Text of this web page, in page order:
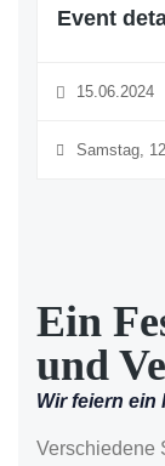
Event
15.06.2024
Samstag,
Ein
und
Wir feiern
Verschiedene